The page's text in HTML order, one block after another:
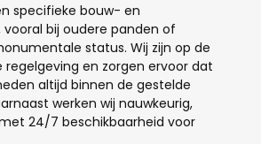
specifieke bouw- en
vooral bij oudere panden of
status. Wij zijn op de
en zorgen ervoor dat
altijd binnen de gestelde
werken wij nauwkeurig,
24/7 beschikbaarheid voor